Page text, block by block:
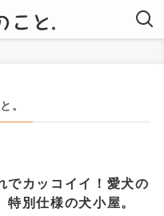
。
でカッコイイ！愛犬の
特別仕様の犬小屋。